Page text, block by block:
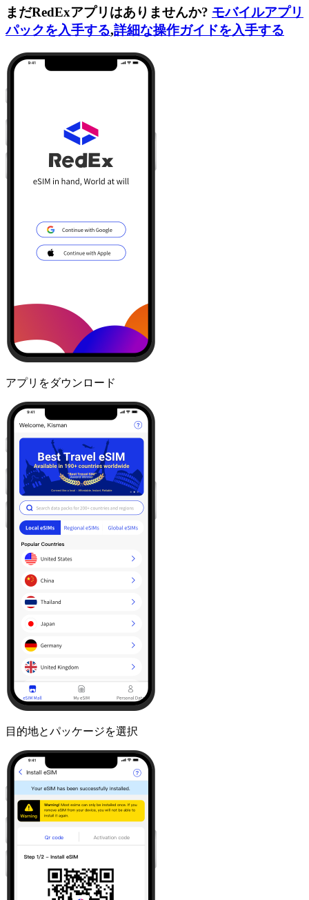
まだRedExアプリはありませんか? モバイルアプリ
パックを入手する,詳細な操作ガイドを入手する
アプリをダウンロード
目的地とパッケージを選択